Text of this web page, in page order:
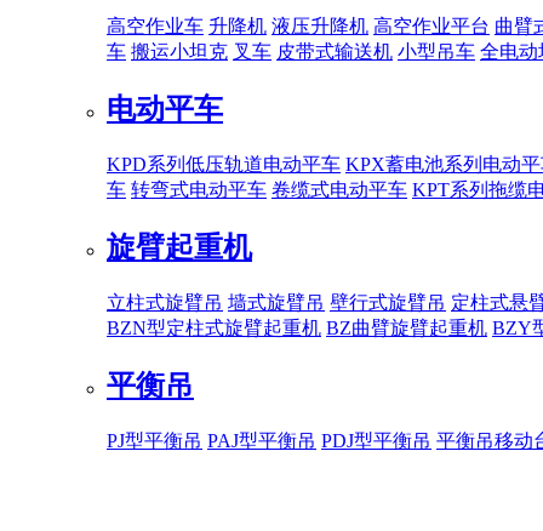
高空作业车 升降机 液压升降机 高空作业平台 曲臂
车 搬运小坦克 叉车 皮带式输送机 小型吊车 全电动
电动平车
KPD系列低压轨道电动平车 KPX蓄电池系列电动
车 转弯式电动平车 卷缆式电动平车 KPT系列拖缆
旋臂起重机
立柱式旋臂吊 墙式旋臂吊 壁行式旋臂吊 定柱式悬
BZN型定柱式旋臂起重机 BZ曲臂旋臂起重机 BZY
平衡吊
PJ型平衡吊 PAJ型平衡吊 PDJ型平衡吊 平衡吊移动